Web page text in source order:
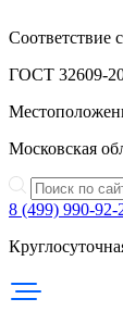
Соответствие
ГОСТ 32609-
Московская
8 (499) 990-92-